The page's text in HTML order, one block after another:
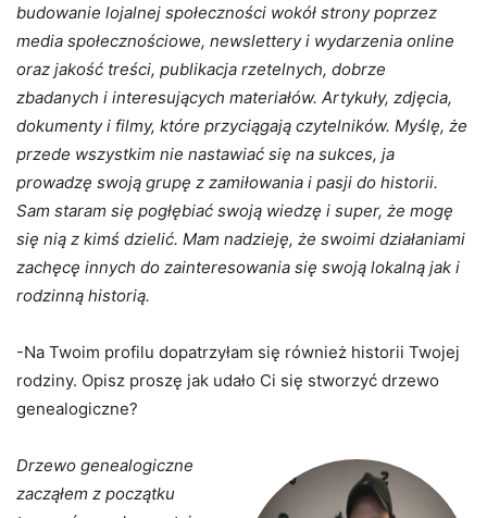
budowanie lojalnej społeczności wokół strony poprzez
media społecznościowe, newslettery i wydarzenia online
oraz jakość treści, publikacja rzetelnych, dobrze
zbadanych i interesujących materiałów. Artykuły, zdjęcia,
dokumenty i filmy, które przyciągają czytelników. Myślę, że
przede wszystkim nie nastawiać się na sukces, ja
prowadzę swoją grupę z zamiłowania i pasji do historii.
Sam staram się pogłębiać swoją wiedzę i super, że mogę
się nią z kimś dzielić. Mam nadzieję, że swoimi działaniami
zachęcę innych do zainteresowania się swoją lokalną jak i
rodzinną historią.
-Na Twoim profilu dopatrzyłam się również historii Twojej
rodziny. Opisz proszę jak udało Ci się stworzyć drzewo
genealogiczne?
Drzewo genealogiczne
zacząłem z początku